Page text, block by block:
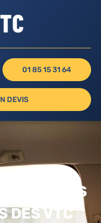
01 85 15 31 64
DEVIS
DES VTC